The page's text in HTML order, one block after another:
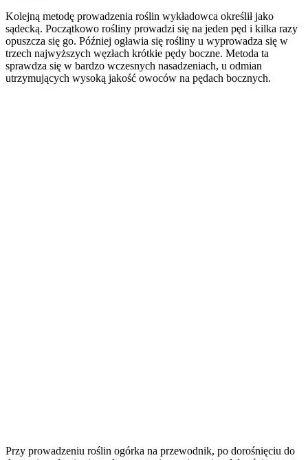
Kolejną metodę prowadzenia roślin wykładowca określił jako
sądecką. Początkowo rośliny prowadzi się na jeden pęd i kilka razy
opuszcza się go. Później ogławia się rośliny u wyprowadza się w
trzech najwyższych węzłach krótkie pędy boczne. Metoda ta
sprawdza się w bardzo wczesnych nasadzeniach, u odmian
utrzymujących wysoką jakość owoców na pędach bocznych.
Przy prowadzeniu roślin ogórka na przewodnik, po dorośnięciu do